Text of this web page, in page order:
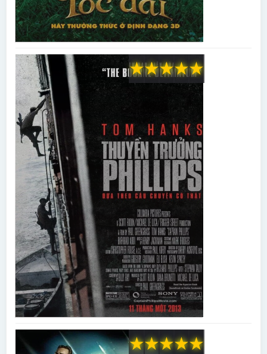
★
★
★
★
★
★
★
★
★
★